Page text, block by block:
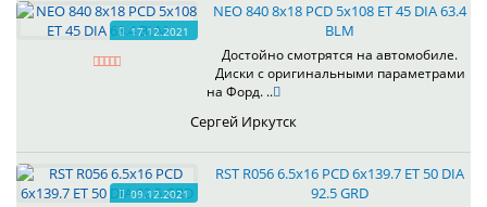
17.12.2021
NEO 840 8x18 PCD 5x108 ET 45 DIA 63.4
BLM
Достойно смотрятся на автомобиле.
Диски с оригинальными параметрами
на Форд. ..
Сергей Иркутск
09.12.2021
RST R056 6.5x16 PCD 6x139.7 ET 50 DIA
92.5 GRD